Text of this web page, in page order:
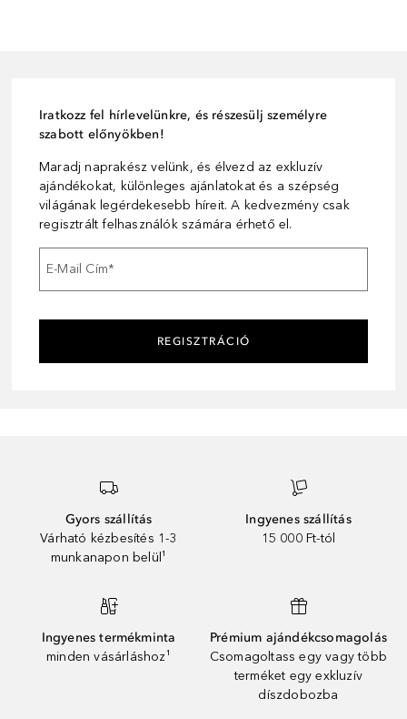
Iratkozz fel hírlevelünkre, és részesülj személyre
szabott előnyökben!
Maradj naprakész velünk, és élvezd az exkluzív
ajándékokat, különleges ajánlatokat és a szépség
világának legérdekesebb híreit. A kedvezmény csak
regisztrált felhasználók számára érhető el.
E-Mail Cím*
REGISZTRÁCIÓ
Gyors szállítás
Várható kézbesítés 1-3
munkanapon belül¹
Ingyenes szállítás
15 000 Ft-tól
Ingyenes termékminta
minden vásárláshoz¹
Prémium ajándékcsomagolás
Csomagoltass egy vagy több
terméket egy exkluzív
díszdobozba